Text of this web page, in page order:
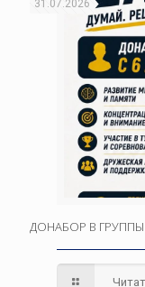
31.07.2026
ДОНАБОР В